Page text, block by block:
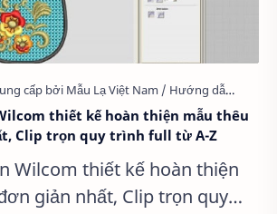
thiết kế hoàn thiện mẫu thêu
Clip trọn quy trình full từ A-Z
Wilcom thiết kế hoàn thiện
giản nhất, Clip trọn quy